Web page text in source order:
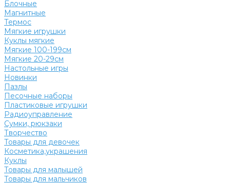
Блочные
Магнитные
Термос
Мягкие игрушки
Куклы мягкие
Мягкие 100-199см
Мягкие 20-29см
Настольные игры
Новинки
Пазлы
Песочные наборы
Пластиковые игрушки
Радиоуправление
Сумки, рюкзаки
Творчество
Товары для девочек
Косметика,украшения
Куклы
Товары для малышей
Товары для мальчиков